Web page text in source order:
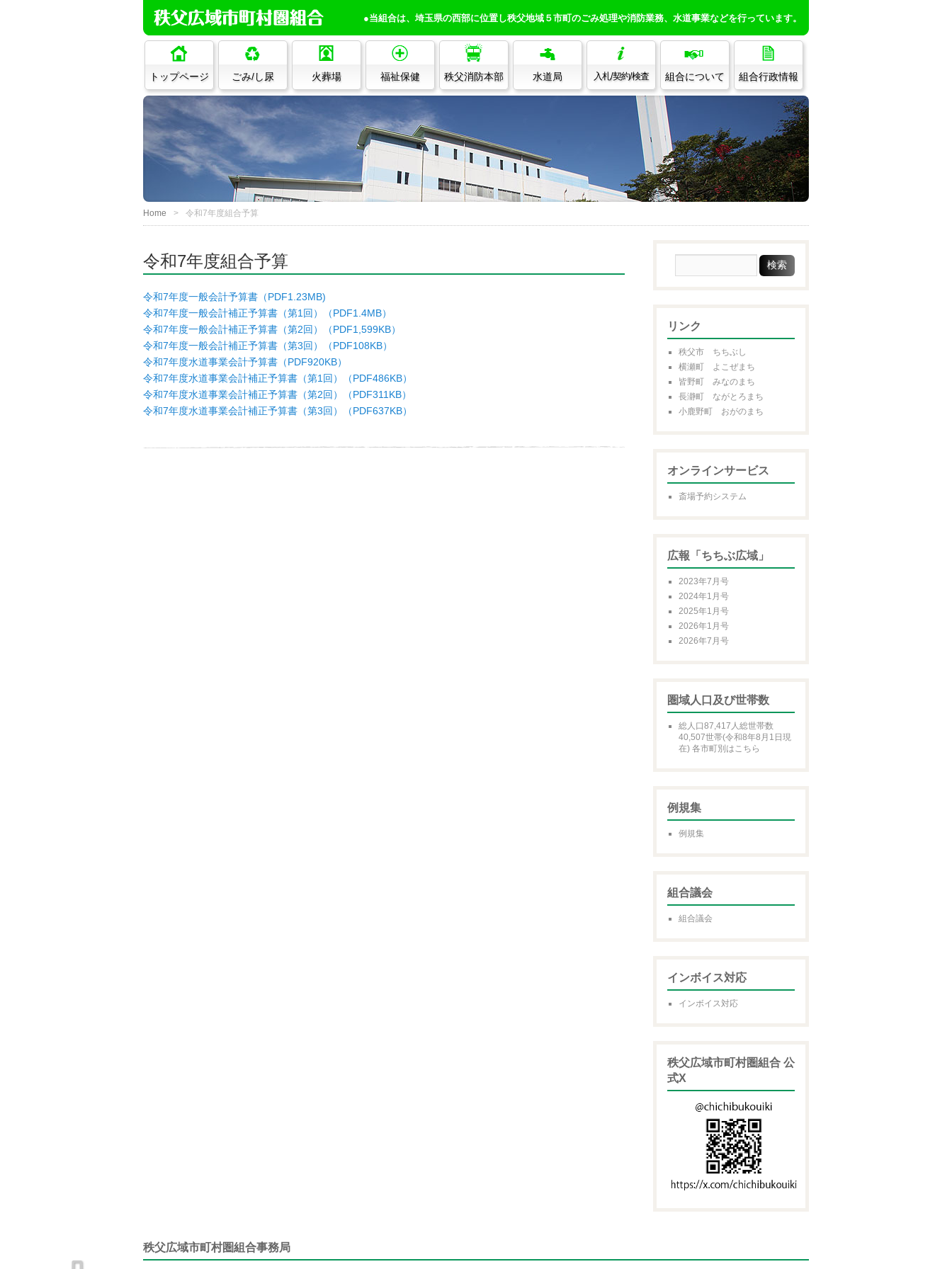
●当組合は、埼玉県の西部に位置し秩父地域５市町のごみ処理や消防業務、水道事業などを行っています。
トップページ ごみ/し尿 火葬場 福祉保健 秩父消防本部 水道局 入札/契約/検査 組合について 組合行政情報
Home 令和7年度組合予算
令和7年度組合予算
令和7年度一般会計予算書（PDF1.23MB)
令和7年度一般会計補正予算書（第1回）（PDF1.4MB）
令和7年度一般会計補正予算書（第2回）（PDF1,599KB）
令和7年度一般会計補正予算書（第3回）（PDF108KB）
令和7年度水道事業会計予算書（PDF920KB）
令和7年度水道事業会計補正予算書（第1回）（PDF486KB）
令和7年度水道事業会計補正予算書（第2回）（PDF311KB）
令和7年度水道事業会計補正予算書（第3回）（PDF637KB）
リンク
秩父市 ちちぶし
横瀬町 よこぜまち
皆野町 みなのまち
長瀞町 ながとろまち
小鹿野町 おがのまち
オンラインサービス
斎場予約システム
広報「ちちぶ広域」
2023年7月号
2024年1月号
2025年1月号
2026年1月号
2026年7月号
圏域人口及び世帯数
総人口87,417人総世帯数
40,507世帯(令和8年8月1日現
在) 各市町別はこちら
例規集
例規集
組合議会
組合議会
インボイス対応
インボイス対応
秩父広域市町村圏組合 公
式X
秩父広域市町村圏組合事務局